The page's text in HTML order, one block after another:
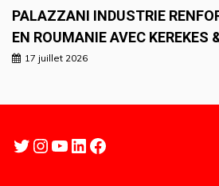
PALAZZANI INDUSTRIE
EN ROUMANIE AVEC KEREKES
17 juillet 2026
Twitter
Instagram
YouTube
LinkedIn
Facebook